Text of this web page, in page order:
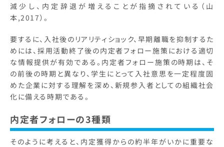
減少し、内定辞退が増えることが指摘されている（山
本,2017）。
要するに、入社後のリアリティショック、早期離職を抑制するた
めには、採用活動終了後の内定者フォロー施策における適切
な情報提供が有効である。内定者フォロー施策の時期は、そ
の前後の時期と異なり、学生にとって入社意思を一定程度固
めた企業に対する理解を深め、新規参入者としての組織社会
化に備える時期である。
内定者フォローの3種類
そのように考えると、内定獲得からの約半年がいかに重要な